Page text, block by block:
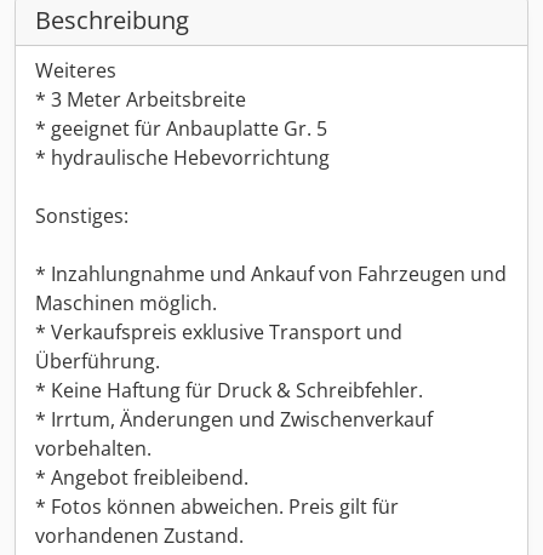
Beschreibung
Weiteres
* 3 Meter Arbeitsbreite
* geeignet für Anbauplatte Gr. 5
* hydraulische Hebevorrichtung
Sonstiges:
* Inzahlungnahme und Ankauf von Fahrzeugen und
Maschinen möglich.
* Verkaufspreis exklusive Transport und
Überführung.
* Keine Haftung für Druck & Schreibfehler.
* Irrtum, Änderungen und Zwischenverkauf
vorbehalten.
* Angebot freibleibend.
* Fotos können abweichen. Preis gilt für
vorhandenen Zustand.